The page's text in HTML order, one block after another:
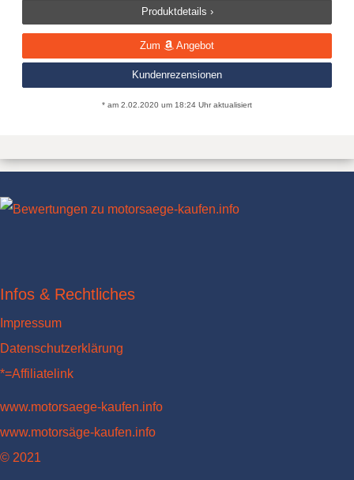
Produktdetails ›
Zum Angebot
Kundenrezensionen
* am 2.02.2020 um 18:24 Uhr aktualisiert
Infos & Rechtliches
Impressum
Datenschutzerklärung
*=Affiliatelink
www.motorsaege-kaufen.info
www.motorsäge-kaufen.info
© 2021